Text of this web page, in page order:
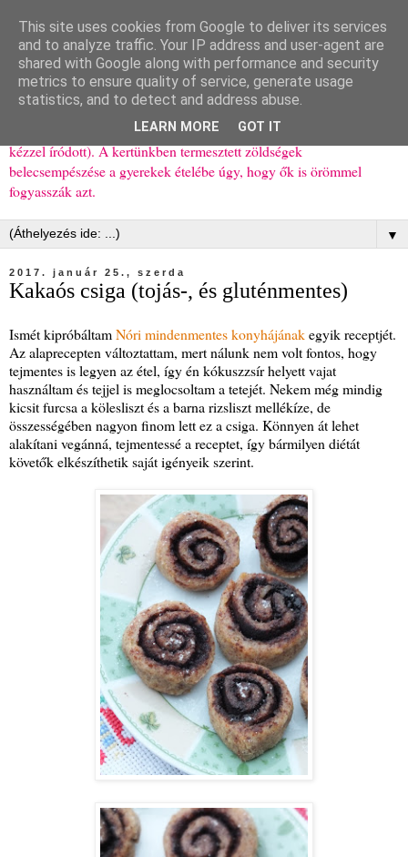
Ízőrző
Kisgyerekes család kipróbált, többnyire egészséges ételeket
bemutató receptjei a mindennapokra (mert a papírfecniket folyton
elhagyom) és gyerekeimnek ajándékba (mint régen, csak ez nem
kézzel íródott). A kertünkben termesztett zöldségek
belecsempészése a gyerekek ételébe úgy, hogy ők is örömmel
fogyasszák azt.
▼
2017. január 25., szerda
Kakaós csiga (tojás-, és gluténmentes)
Ismét kipróbáltamNóri mindenmentes konyhájánakegyik receptjét.
Az alaprecepten változtattam, mert nálunk nem volt fontos, hogy
tejmentes is legyen az étel, így én kókuszzsír helyett vajat
használtam és tejjel is meglocsoltam a tetejét. Nekem még mindig
kicsit furcsa a kölesliszt és a barna rizsliszt mellékíze, de
összességében nagyon finom lett ez a csiga. Könnyen át lehet
alakítani vegánná, tejmentessé a receptet, így bármilyen diétát
követők elkészíthetik saját igényeik szerint.
This site uses cookies from Google to deliver its services
and to analyze traffic. Your IP address and user-agent are
shared with Google along with performance and security
metrics to ensure quality of service, generate usage
statistics, and to detect and address abuse.
LEARN MORE GOT IT